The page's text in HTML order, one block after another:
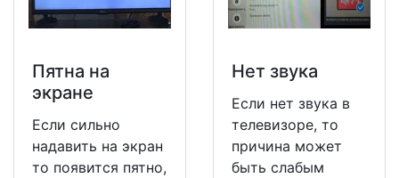
Пятна на
экране
Если сильно
надавить на экран
то появится пятно,
Нет звука
Если нет звука в
телевизоре, то
причина может
быть слабым